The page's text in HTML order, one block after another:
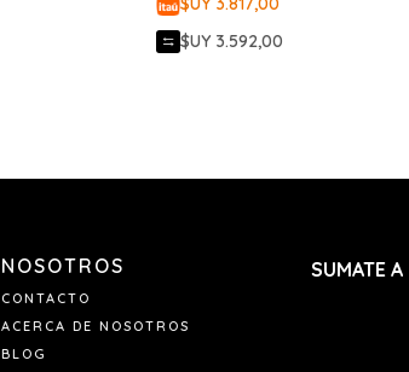
$UY 3.592,00
NOSOTROS
CONTACTO
ACERCA DE NOSOTROS
BLOG
SUMATE